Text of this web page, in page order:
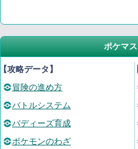
ポケマ
攻略データ】
冒険の進め方
バトルシステム
バディーズ育成
ポケモンのわざ